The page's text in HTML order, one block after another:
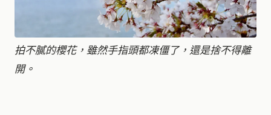
拍不膩的櫻花，雖然手指頭都凍僵了，還是捨不得離
開。